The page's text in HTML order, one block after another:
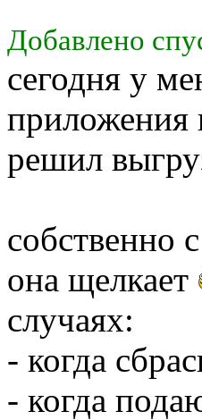
Добавлено
сегодня у
приложения
решил
собственно
она щелкает
случаях:
- когда
- когда